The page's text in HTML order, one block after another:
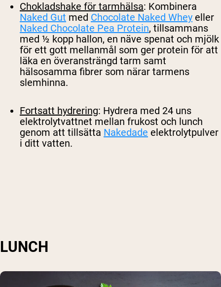
Chokladshake för tarmhälsa: Kombinera
Naked Gut med Chocolate Naked Whey eller
Naked Chocolate Pea Protein, tillsammans
med ½ kopp hallon, en näve spenat och mjölk
för ett gott mellanmål som ger protein för att
läka en överansträngd tarm samt
hälsosamma fibrer som närar tarmens
slemhinna.
Fortsatt hydrering: Hydrera med 24 uns
elektrolytvattnet mellan frukost och lunch
genom att tillsätta Nakedade elektrolytpulver
i ditt vatten.
LUNCH
Shipping Country: Language: